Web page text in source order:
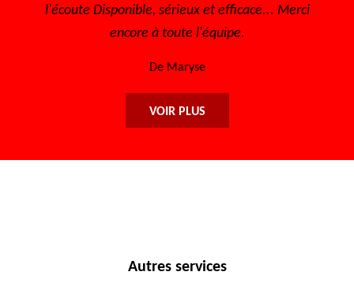
sympathique Très bon tarif
VOIR PLUS
Autres services